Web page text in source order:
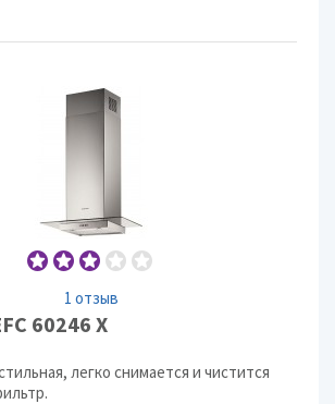
1 отзыв
60246 X
легко снимается и чистится